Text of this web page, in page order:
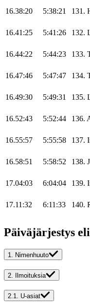
16.38:20 5:38:21 131.
16.41:25 5:41:26 132.
16.44:22 5:44:23 133.
16.47:46 5:47:47 134.
16.49:30 5:49:31 135.
16.52:43 5:52:44 136.
16.55:57 5:55:58 137.
16.58:51 5:58:52 138.
17.04:03 6:04:04 139.
17.11:32 6:11:33 140.
Päiväjärjestys
1. Nimenhuuto
2. Ilmoituksia
2.1. U-asiat